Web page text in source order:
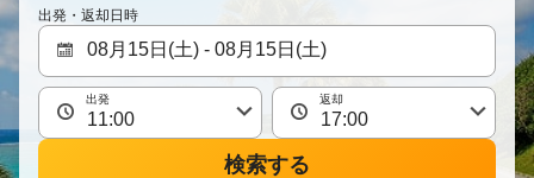
出発・返却日時
出発 返却
検索する